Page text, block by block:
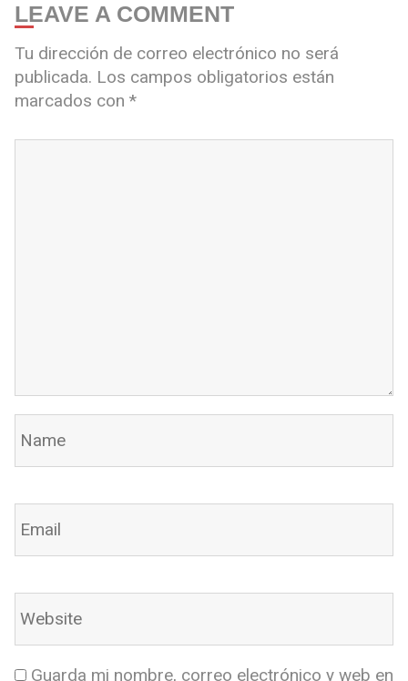
LEAVE A COMMENT
Tu dirección de correo electrónico no será
publicada. Los campos obligatorios están
marcados con *
Guarda mi nombre, correo electrónico y web en